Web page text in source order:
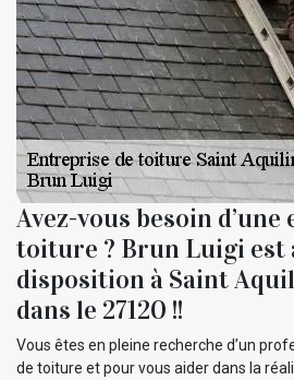
Avez-vous besoin
toiture ? Brun Luigi est
disposition à Saint
dans le 27120 !!
Vous êtes en pleine recherche d’un
de toiture et pour vous aider dans la